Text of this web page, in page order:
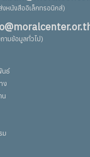
งหนังสืออิเล็กทรอนิกส์)
ามข้อมูลทั่วไป)
นธ์
ง
น
ม